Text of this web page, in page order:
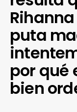
puta
por qué
bien